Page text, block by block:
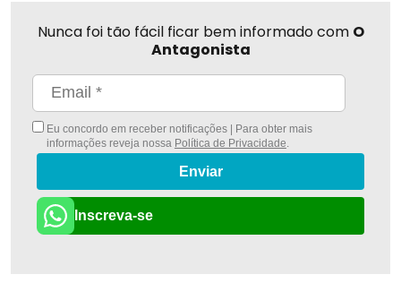
Nunca foi tão fácil ficar bem informado com O
Antagonista
Eu concordo em receber notificações | Para obter mais
informações reveja nossa Política de Privacidade
Enviar
Inscreva-se